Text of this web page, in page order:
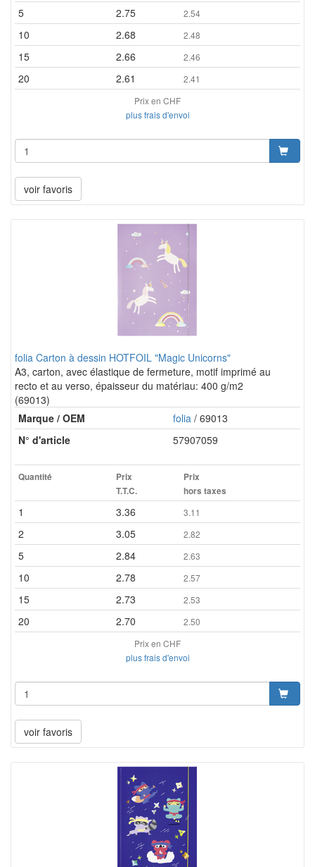
5 2.75 2.54
10 2.68 2.48
15 2.66 2.46
20 2.61
2.41
Prix en CHF
plus frais d'envoi
voir favoris
folia Carton à dessin HOTFOIL "Magic Unicorns"
A3, carton, avec élastique de fermeture, motif imprimé au
recto et au verso, épaisseur du matériau: 400 g/m2
(69013)
Marque / OEM
folia / 69013
N° d'article
57907059
Quantité
Prix
T.T.C.
Prix
hors taxes
1 3.36 3.11
2 3.05 2.82
5 2.84 2.63
10 2.78 2.57
15 2.73 2.53
20 2.70
2.50
Prix en CHF
plus frais d'envoi
voir favoris